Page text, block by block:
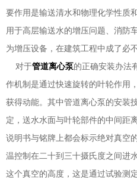
要作用是输送清水和物理化学性质
用于高层输送水的增压问题、消防
为增压设备，在建筑工程中成了必
对于管道离心泵的正确安装办法
作机制是通过快速旋转的叶轮作用
获得动能。其中管道离心泵的安装
定，送水水面与叶轮部件的中间距
说明书与铭牌上都会标示绝对真空
温控制在二十到三十摄氏度之间进
这个真空的高度，这是通过试验测